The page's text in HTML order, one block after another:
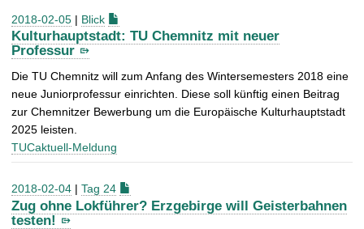
2018-02-05 | Blick
Kulturhauptstadt: TU Chemnitz mit neuer
Professur
Die TU Chemnitz will zum Anfang des Wintersemesters 2018 eine
neue Juniorprofessur einrichten. Diese soll künftig einen Beitrag
zur Chemnitzer Bewerbung um die Europäische Kulturhauptstadt
2025 leisten.
TUCaktuell-Meldung
2018-02-04 | Tag 24
Zug ohne Lokführer? Erzgebirge will Geisterbahnen
testen!